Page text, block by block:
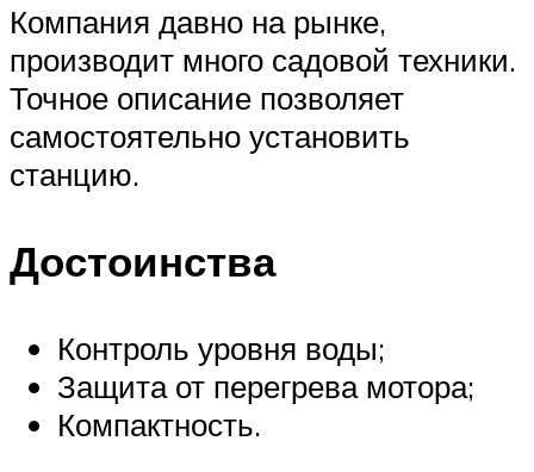
Компания давно на рынке,
производит много садовой техники.
Точное описание позволяет
самостоятельно установить
станцию.
Достоинства
Контроль уровня воды;
Защита от перегрева мотора;
Компактность.